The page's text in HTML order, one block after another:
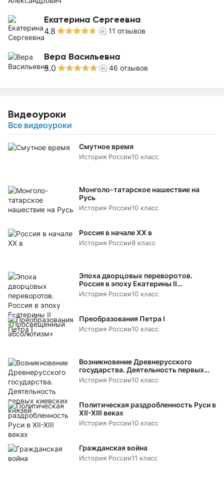
Екатерина Сергеевна
4.8 11 отзывов
Вера Васильевна
5.0 46 отзывов
Видеоуроки
Все видеоуроки
Смутное время
История России10 класс
Монголо-татарское нашествие на
Русь
История России10 класс
Россия в начале XX в
История России9 класс
Эпоха дворцовых переворотов.
Россия в эпоху Екатерины II
«Просвещенный абсолютизм»
История России10 класс
Преобразования Петра I
История России10 класс
Возникновение Древнерусского
государства. Деятельность первых
киевских князей
История России10 класс
Политическая раздробленность Руси в
XII-XIII веках
История России10 класс
Гражданская война
История России11 класс